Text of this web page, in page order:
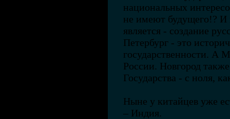
национальных
не имеют будущего!? И
является - создание
Петербург - это
государственности. А
России. Новгород
Государства - с ноля,
Ныне у китайцев уже
– Индия.